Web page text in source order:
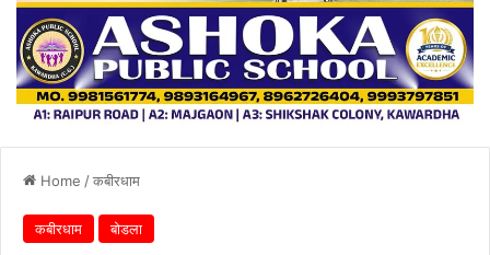
Home /कबीरधाम
कबीरधाम बोडला